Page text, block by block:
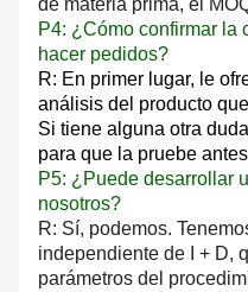
de materia prima, el
P4: ¿Cómo confirmar la
hacer pedidos?
R: En primer lugar, le
análisis del producto
Si tiene alguna otra
para que la pruebe
P5: ¿Puede desarrollar
nosotros?
R: Sí, podemos.
independiente de I + D,
parámetros del